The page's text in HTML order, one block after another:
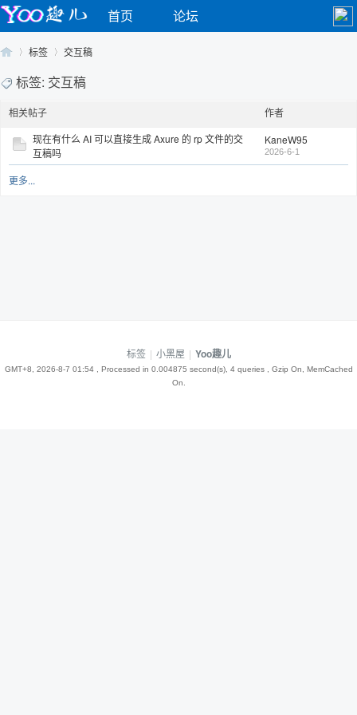
首页 论坛
Yo›
标签 交互稿
标签: 交互稿
相关帖子
作者
现在有什么 AI 可以直接生成 Axure 的 rp 文件的交
互稿吗
KaneW95
2026-6-1
更多...
标签 | 小黑屋 | Yoo趣儿
GMT+8, 2026-8-7 01:54, Processed in 0.004875 second(s), 4 queries , Gzip On, MemCached
On.